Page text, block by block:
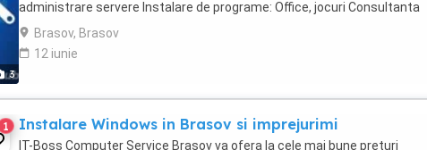
3
administrare servere Instalare de programe: Office, jocuri Consultanta
IT Upgrade componente Securizare ...
Brasov, Brasov
12 iunie
1 Instalare Windows in Brasov si imprejurimi
IT-Boss Computer Service Brasov va ofera la cele mai bune preturi